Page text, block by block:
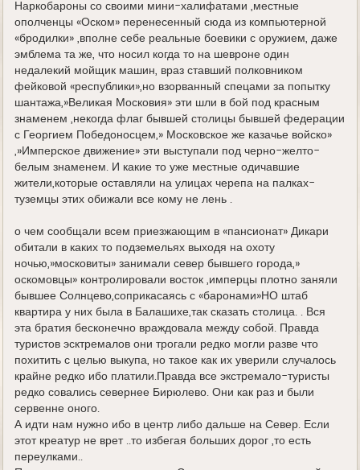
Наркобароны со своими мини-халифатами ,местные
ополченцы «Оском» перенесенный сюда из компьютерной
«бродилки» ,вполне себе реальные боевики с оружием, даже
эмблема та же, что носил когда то на шевроне один
недалекий мойщик машин, враз ставший полковником
фейковой «республики»,но взорванный спецами за попытку
шантажа,»Великая Московия» эти шли в бой под красным
знаменем ,некогда флаг бывшей столицы бывшей федерации
с Георгием Победоносцем,» Московское же казачье войско»
,»Имперское движение» эти выступали под черно-желто-
белым знаменем. И какие то уже местные одичавшие
жители,которые оставляли на улицах черепа на палках-
туземцы этих обижали все кому не лень .
о чем сообщали всем приезжающим в «пансионат» Дикари
обитали в каких то подземельях выходя на охоту
ночью,»московиты» занимали север бывшего города,»
оскомовцы» контролировали восток ,имперцы плотно заняли
бывшее Солнцево,соприкасаясь с «баронами»НО штаб
квартира у них была в Балашихе,так сказать столица. . Вся
эта братия бесконечно враждовала между собой. Правда
туристов эсктремалов они трогали редко могли разве что
похитить с целью выкупа, но такое как их уверили случалось
крайне редко ибо платили.Правда все экстремало-туристы
редко совались севернее Бирюлево. Они как раз и были
сервенне оного.
А идти нам нужно ибо в центр либо дальше на Север. Если
этот креатур не врет ..то избегая больших дорог ,то есть
переулками..